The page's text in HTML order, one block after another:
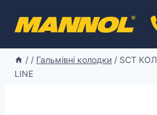
/ / Гальмівні колодки / SCT
LINE